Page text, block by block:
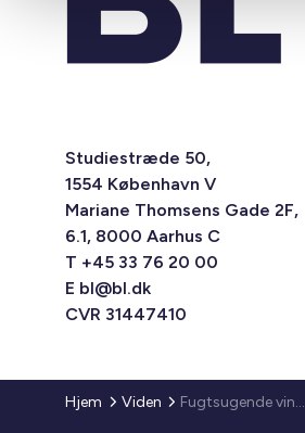
Studiestræde 50,
1554 København V
Mariane Thomsens Gade 2F,
6.1, 8000 Aarhus C
T +45 33 76 20 00
E bl@bl.dk
CVR 31447410
Hjem Viden Fugtsugende vindspærreplader